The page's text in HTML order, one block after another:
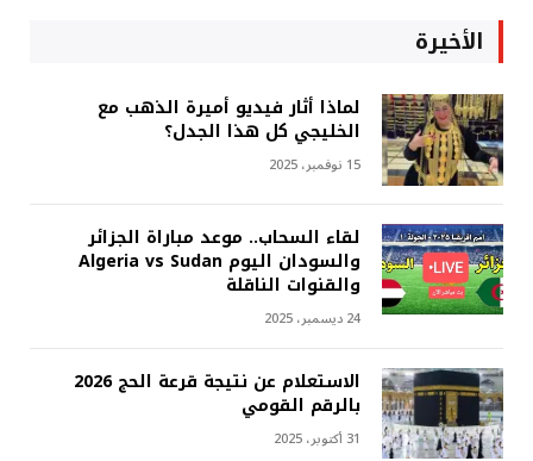
الأخيرة
لماذا أثار فيديو أميرة الذهب مع
الخليجي كل هذا الجدل؟
15 نوفمبر، 2025
لقاء السحاب.. موعد مباراة الجزائر
والسودان اليوم Algeria vs Sudan
والقنوات الناقلة
24 ديسمبر، 2025
الاستعلام عن نتيجة قرعة الحج 2026
بالرقم القومي
31 أكتوبر، 2025